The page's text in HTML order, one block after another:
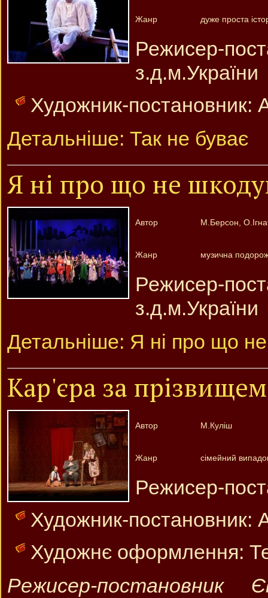
Жанр дуже проста
Режисер-
з.д.м.України
Художник-постановник:
Детальніше: Так не буває
Я ні про що не
Автор М.Берсон,
Жанр музична подорож
Режисер-
з.д.м.України
Детальніше: Я ні про що
Кар'єра за прізвищем
Автор М.Куліш
Жанр сімейний
Режисер-
Художник-постановник:
Художнє оформлення:
Режисер-постановник